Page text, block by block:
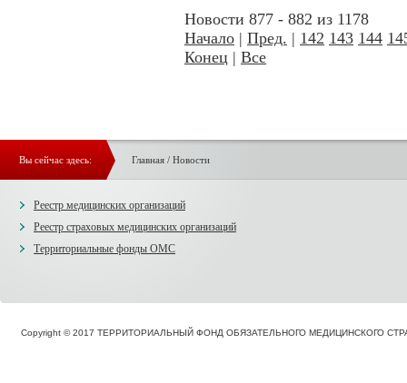
Новости 877 - 882 из 1178
Начало | Пред. | 142 143 144
Конец | Все
Вы сейчас здесь: Главная/ Новости
Реестр медицинских организаций
Реестр страховых медицинских организаций
Территориальные фонды ОМС
Copyright © 2017 ТЕРРИТОРИАЛЬНЫЙ ФОНД ОБЯЗАТЕЛЬНОГО МЕДИЦИНСКОГО